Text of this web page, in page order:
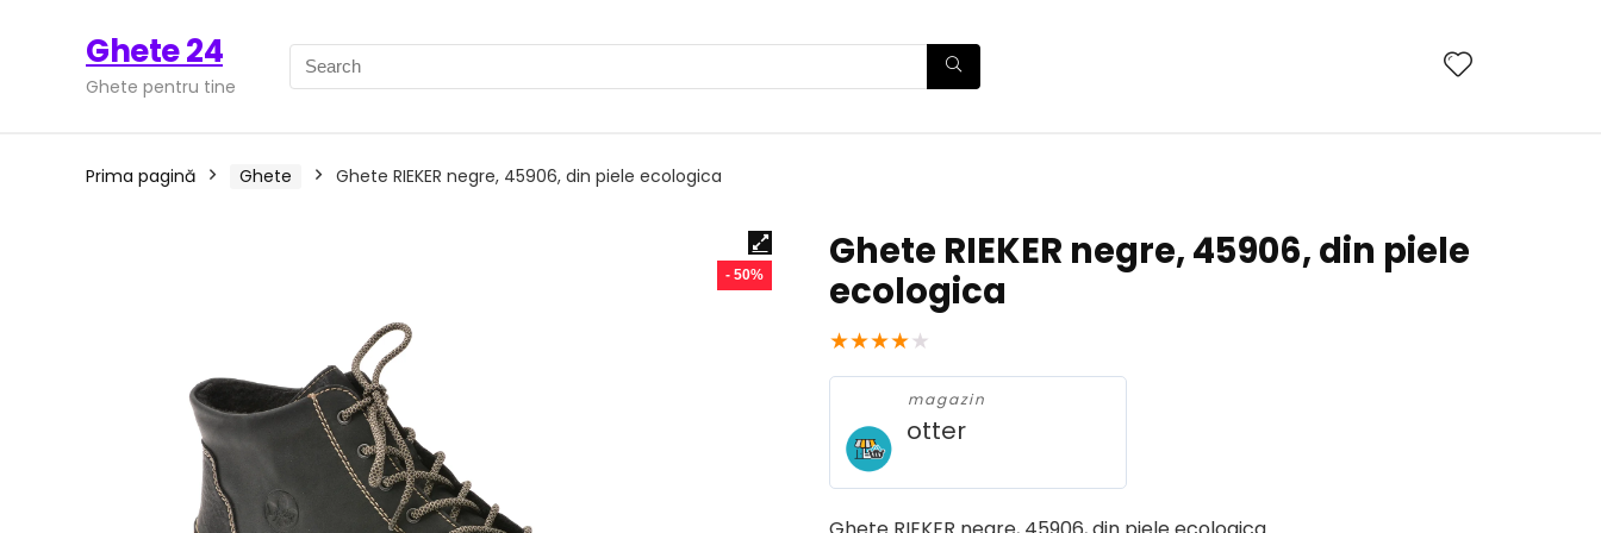
Ghete 24
Ghete pentru tine
Prima pagină Ghete Ghete RIEKER negre, 45906, din piele ecologica
- 50%
Ghete RIEKER negre, 45906, din piele
ecologica
★★★★★
magazin
otter